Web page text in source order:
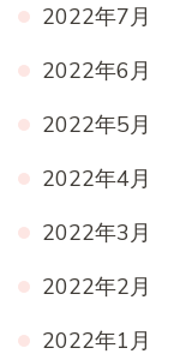
2022年7月
2022年6月
2022年5月
2022年4月
2022年3月
2022年2月
2022年1月